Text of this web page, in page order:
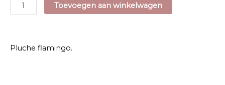
Flamingo
Andes
Toevoegen aan winkelwagen
Pluche flamingo.